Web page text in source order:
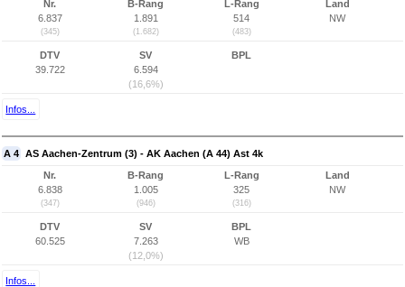
Nr.
6.837
(345)
B-Rang
1.891
(1.682)
L-Rang
514
(483)
Land
NW
DTV
39.722
SV
6.594
(16,6%)
BPL
Infos...
A 4 AS Aachen-Zentrum (3) - AK Aachen (A 44) Ast 4k
Nr.
6.838
(347)
B-Rang
1.005
(946)
L-Rang
325
(316)
Land
NW
DTV
60.525
SV
7.263
(12,0%)
BPL
WB
Infos...